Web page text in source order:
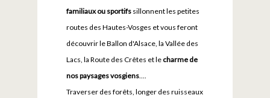
familiaux ou sportifs sillonnent les petites
routes des Hautes-Vosges et vous feront
découvrir le Ballon d'Alsace, la Vallée des
Lacs, la Route des Crêtes et le charme de
nos paysages vosgiens
Traverser des forêts, longer des ruisseaux